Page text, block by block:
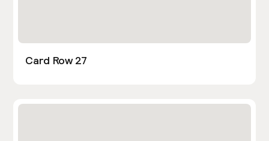
Card Row 27